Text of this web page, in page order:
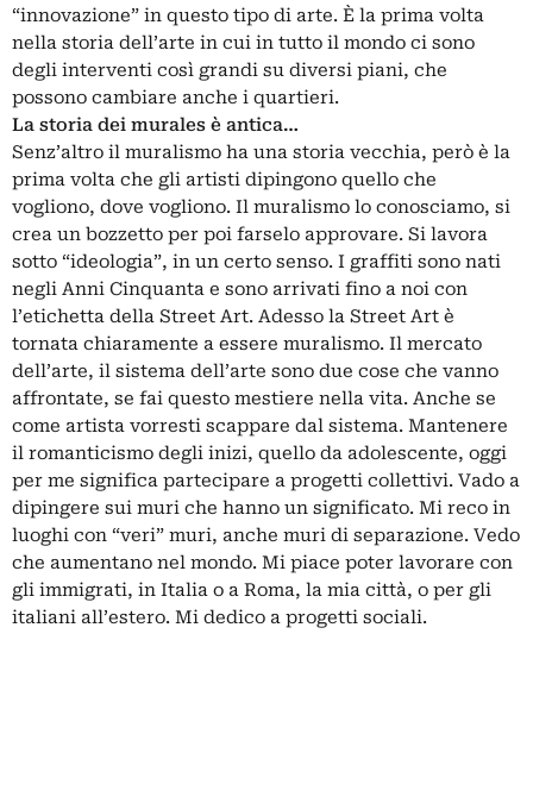
“innovazione” in questo tipo di arte. È la prima volta
nella storia dell’arte in cui in tutto il mondo ci sono
degli interventi così grandi su diversi piani, che
possono cambiare anche i quartieri.
La storia dei murales è antica…
Senz’altro il muralismo ha una storia vecchia, però è la
prima volta che gli artisti dipingono quello che
vogliono, dove vogliono. Il muralismo lo conosciamo, si
crea un bozzetto per poi farselo approvare. Si lavora
sotto “ideologia”, in un certo senso. I graffiti sono nati
negli Anni Cinquanta e sono arrivati fino a noi con
l’etichetta della Street Art. Adesso la Street Art è
tornata chiaramente a essere muralismo. Il mercato
dell’arte, il sistema dell’arte sono due cose che vanno
affrontate, se fai questo mestiere nella vita. Anche se
come artista vorresti scappare dal sistema. Mantenere
il romanticismo degli inizi, quello da adolescente, oggi
per me significa partecipare a progetti collettivi. Vado a
dipingere sui muri che hanno un significato. Mi reco in
luoghi con “veri” muri, anche muri di separazione. Vedo
che aumentano nel mondo. Mi piace poter lavorare con
gli immigrati, in Italia o a Roma, la mia città, o per gli
italiani all’estero. Mi dedico a progetti sociali.